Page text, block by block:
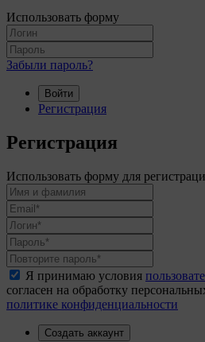
Использовать форму
Забыли пароль?
Войти
Регистрация
Регистрация
Использовать форму для
Я принимаю условия
согласен на обработку
политике конфиденциальности
Создать аккаунт